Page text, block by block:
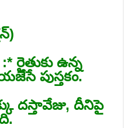
రైతుకు ఉన్న
పుస్తకం.
దస్తావేజు, దీనిపై